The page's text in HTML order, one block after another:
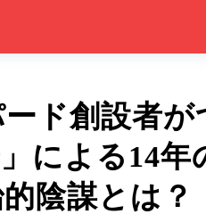
ド創設者が
による14年
陰謀とは？